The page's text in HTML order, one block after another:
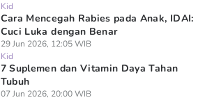
Kid
Cara Mencegah Rabies pada Anak, IDAI:
Cuci Luka dengan Benar
29 Jun 2026, 12:05 WIB
Kid
7 Suplemen dan Vitamin Daya Tahan
Tubuh
07 Jun 2026, 20:00 WIB